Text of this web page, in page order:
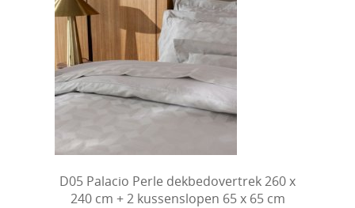
D05 Palacio Perle dekbedovertrek 260 x
240 cm + 2 kussenslopen 65 x 65 cm